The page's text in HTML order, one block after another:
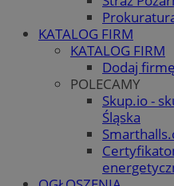
KATALOG FIRM
KATALOG FIRM
Dodaj
POLECAMY
Skup.io -
Śląska